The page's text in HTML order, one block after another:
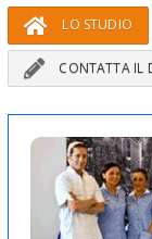
LO STUDIO
CONTATTA IL